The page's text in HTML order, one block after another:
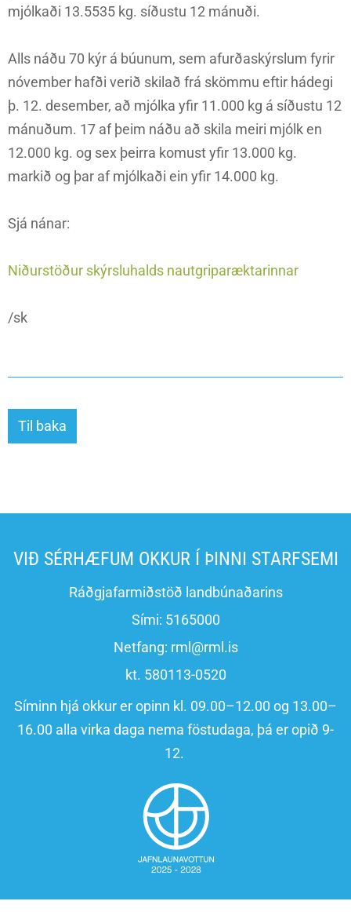
mjólkaði 13.5535 kg. síðustu 12 mánuði.
Alls náðu 70 kýr á búunum, sem afurðaskýrslum fyrir
nóvember hafði verið skilað frá skömmu eftir hádegi
þ. 12. desember, að mjólka yfir 11.000 kg á síðustu 12
mánuðum. 17 af þeim náðu að skila meiri mjólk en
12.000 kg. og sex þeirra komust yfir 13.000 kg.
markið og þar af mjólkaði ein yfir 14.000 kg.
Sjá nánar:
Niðurstöður skýrsluhalds nautgriparæktarinnar
/sk
Til baka
VIÐ SÉRHÆFUM OKKUR Í ÞINNI STARFSEMI
Ráðgjafarmiðstöð landbúnaðarins
Sími: 5165000
Netfang: rml@rml.is
kt. 580113-0520
Síminn hjá okkur er opinn kl. 09.00–12.00 og 13.00–
16.00 alla virka daga nema föstudaga, þá er opið 9-
12.